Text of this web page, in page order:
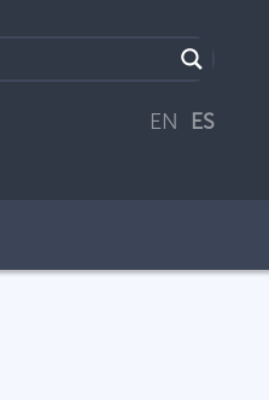
EN ES